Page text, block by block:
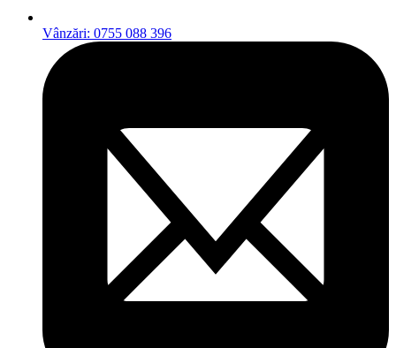
Vânzări: 0755 088 396